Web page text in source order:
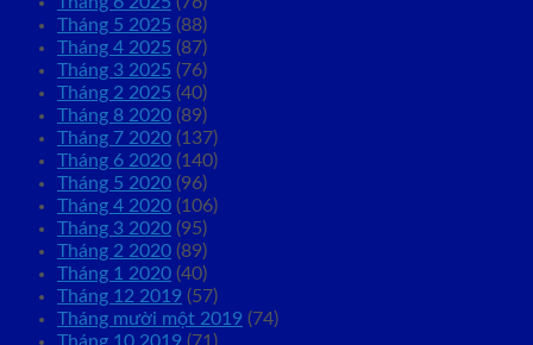
Tháng 5 2025 (88)
Tháng 4 2025 (87)
Tháng 3 2025 (76)
Tháng 2 2025 (40)
Tháng 8 2020 (89)
Tháng 7 2020 (137)
Tháng 6 2020 (140)
Tháng 5 2020 (96)
Tháng 4 2020 (106)
Tháng 3 2020 (95)
Tháng 2 2020 (89)
Tháng 1 2020 (40)
Tháng 12 2019 (57)
Tháng mười một 2019 (74)